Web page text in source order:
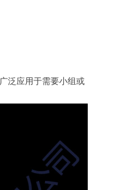
泛应用于需要小组或